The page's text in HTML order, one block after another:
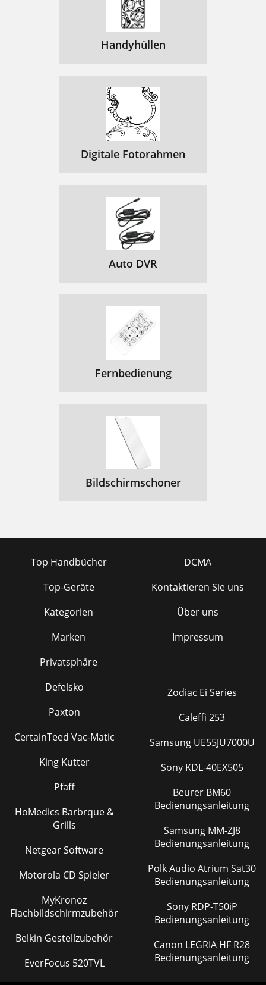
Handyhüllen
Digitale Fotorahmen
Auto DVR
Fernbedienung
Bildschirmschoner
Top Handbücher
Top-Geräte
Kategorien
Marken
Privatsphäre
DCMA
Kontaktieren Sie uns
Über uns
Impressum
Defelsko
Paxton
CertainTeed Vac-Matic
King Kutter
Pfaff
HoMedics Barbrque &
Grills
Netgear Software
Motorola CD Spieler
MyKronoz
Flachbildschirmzubehör
Belkin Gestellzubehör
EverFocus 520TVL
Zodiac Ei Series
Caleffi 253
Samsung UE55JU7000U
Sony KDL-40EX505
Beurer BM60
Bedienungsanleitung
Samsung MM-ZJ8
Bedienungsanleitung
Polk Audio Atrium Sat30
Bedienungsanleitung
Sony RDP-T50iP
Bedienungsanleitung
Canon LEGRIA HF R28
Bedienungsanleitung